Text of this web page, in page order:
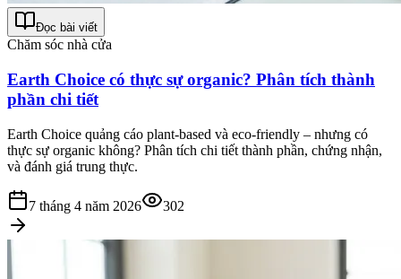
Đọc bài viết
Chăm sóc nhà cửa
Earth Choice có thực sự organic? Phân tích thành
phần chi tiết
Earth Choice quảng cáo plant-based và eco-friendly – nhưng có
thực sự organic không? Phân tích chi tiết thành phần, chứng nhận,
và đánh giá trung thực.
7 tháng 4 năm 2026 302